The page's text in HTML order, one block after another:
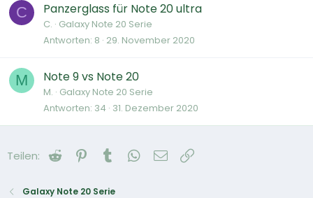
C Panzerglass für Note 20 ultra
C. Galaxy Note 20 Serie
Antworten 8 29. November 2020
M Note 9 vs Note 20
M. Galaxy Note 20 Serie
Antworten 34 31. Dezember 2020
Teilen: Reddit Pinterest
Tumblr WhatsApp
E-Mail
Galaxy Note 20 Serie